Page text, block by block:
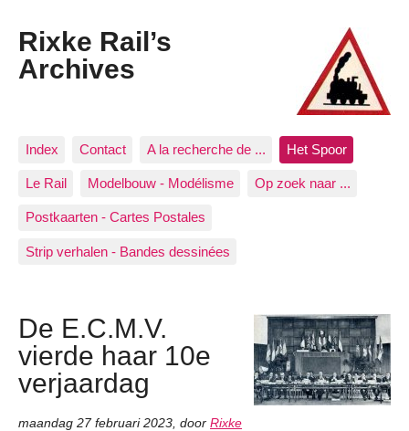
Rixke Rail’s
Archives
Index Contact A la recherche de ... Het Spoor
Le Rail Modelbouw - Modélisme Op zoek naar ...
Postkaarten - Cartes Postales
Strip verhalen - Bandes dessinées
De E.C.M.V.
vierde haar 10e
verjaardag
maandag 27 februari 2023, door Rixke